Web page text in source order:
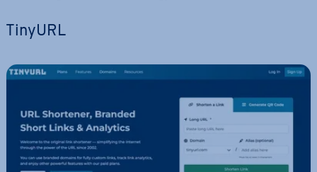
TinyURL